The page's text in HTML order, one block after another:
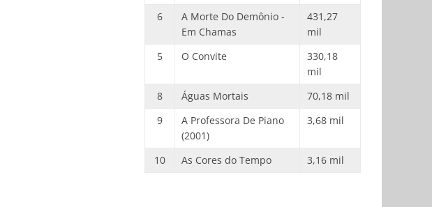
6
A Morte Do Demônio -
Em Chamas
431,27
mil
5
O Convite
330,18
mil
8
Águas Mortais
70,18 mil
9
A Professora De Piano
(2001)
3,68 mil
10 As Cores do Tempo 3,16 mil